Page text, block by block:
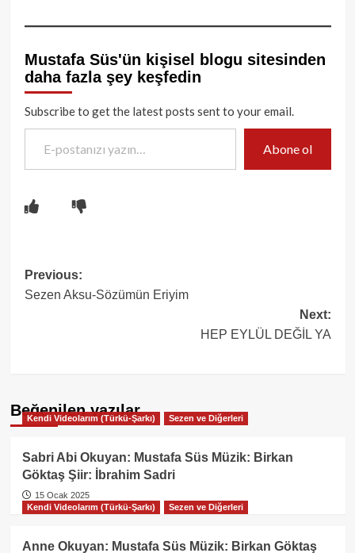
Mustafa Süs'ün kişisel blogu sitesinden
daha fazla şey keşfedin
Subscribe to get the latest posts sent to your email.
E-postanızı yazın…
Abone ol
Post
navigation
Previous:
Sezen Aksu-Sözümün Eriyim
Next:
HEP EYLÜL DEĞİL YA
Beğenilen yazılar
Kendi Videolarım (Türkü-Şarkı) Sezen ve Diğerleri
Sabri Abi Okuyan: Mustafa Süs Müzik: Birkan
Göktaş Şiir: İbrahim Sadri
15 Ocak 2025
Kendi Videolarım (Türkü-Şarkı)
Sezen ve Diğerleri
Anne Okuyan: Mustafa Süs Müzik: Birkan Göktaş